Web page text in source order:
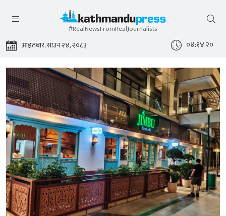
#RealNewsFromRealJournalists
आइतबार, साउन २४, २०८३ ०४:१४:२१